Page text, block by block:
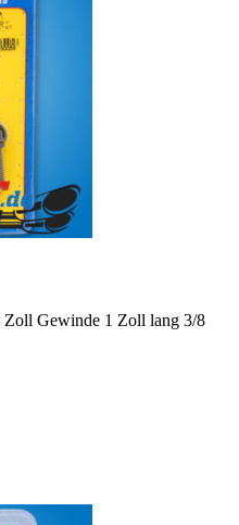
Zoll Gewinde 1 Zoll lang 3/8